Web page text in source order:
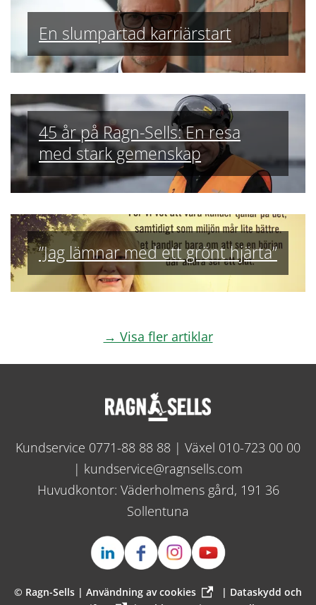
En slumpartad karriärstart
45 år på Ragn-Sells: En resa
med stark gemenskap
”Jag lämnar med ett grönt hjärta”
→ Visa fler artiklar
Kundservice 0771-88 88 88 | Växel 010-723 00 00
| kundservice@ragnsells.com
Huvudkontor: Väderholmens gård, 191 36
Sollentuna
© Ragn-Sells | Användning av cookies | Dataskydd och